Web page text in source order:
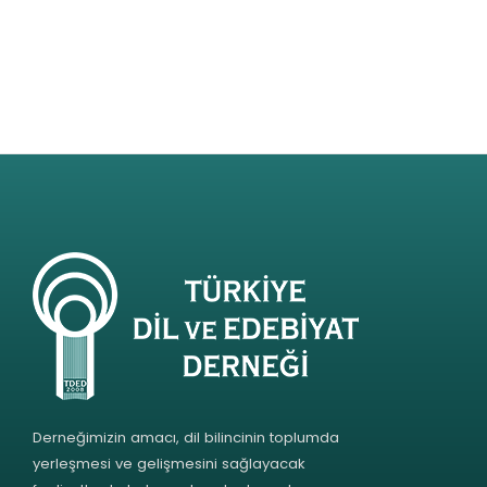
Derneğimizin amacı, dil bilincinin toplumda
yerleşmesi ve gelişmesini sağlayacak